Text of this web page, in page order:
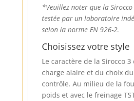
*Veuillez noter que la Sirocco
testée par un laboratoire
selon la norme EN 926-2.
Choisissez votre style
Le caractère de la Sirocco
charge alaire et du choix
contrôle. Au milieu de la
poids et avec le freinage